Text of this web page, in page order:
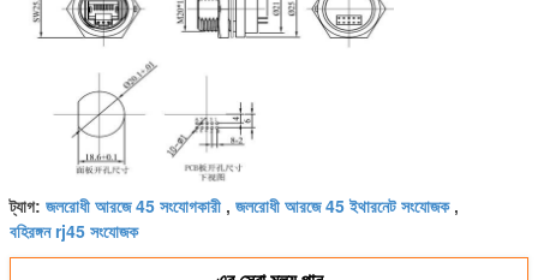
ট্যাগ: জলরোধী আরজে 45 সংযোগকারী , জলরোধী আরজে 45 ইথারনেট সংযোজক,
বহিরঙ্গন rj45 সংযোজক